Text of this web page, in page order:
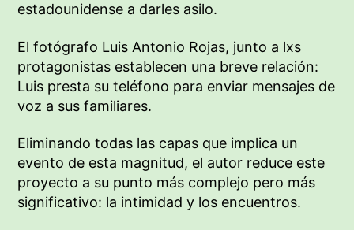
estadounidense a darles asilo.
El fotógrafo Luis Antonio Rojas, junto a lxs
protagonistas establecen una breve relación:
Luis presta su teléfono para enviar mensajes de
voz a sus familiares.
Eliminando todas las capas que implica un
evento de esta magnitud, el autor reduce este
proyecto a su punto más complejo pero más
significativo: la intimidad y los encuentros.